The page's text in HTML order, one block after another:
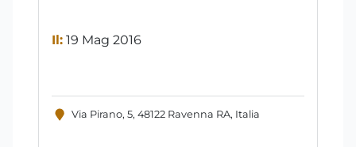
Il: 19 Mag 2016
Via Pirano, 5, 48122 Ravenna RA, Italia